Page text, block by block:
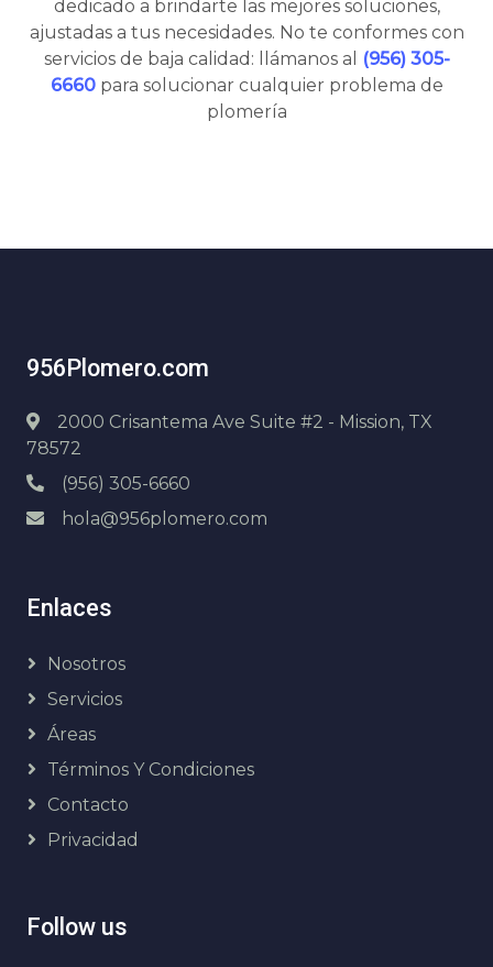
dedicado a brindarte las mejores soluciones,
ajustadas a tus necesidades. No te conformes con
servicios de baja calidad: llámanos al
(956) 305-
6660para solucionar cualquier problema de
plomería
956Plomero.com
2000 Crisantema Ave Suite #2 - Mission, TX
78572
(956) 305-6660
hola@956plomero.com
Enlaces
Nosotros
Servicios
Áreas
Términos Y Condiciones
Contacto
Privacidad
Follow us